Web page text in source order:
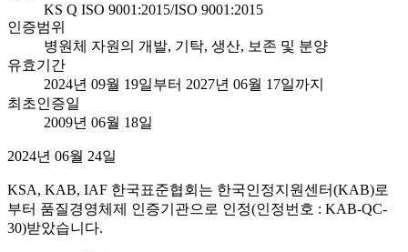
KS Q ISO 9001:2015/ISO 9001:2015
인증범위
병원체 자원의 개발, 기탁, 생산, 보존 및 분양
유효기간
2024년 09월 19일부터 2027년 06월 17일까지
최초인증일
2009년 06월 18일
2024년 06월 24일
KSA, KAB, IAF 한국표준협회는 한국인정지원센터(KAB)로
부터 품질경영체제 인증기관으로 인정(인정번호 : KAB-QC-
30)받았습니다.